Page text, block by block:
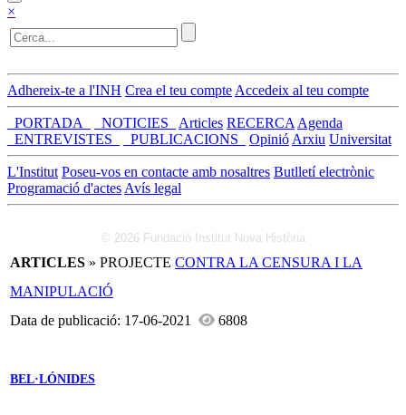
×
Adhereix-te a l'INH Crea el teu compte Accedeix al teu compte
_PORTADA_ _NOTICIES_ Articles RECERCA Agenda
_ENTREVISTES_
_PUBLICACIONS_ Opinió Arxiu Universitat
L'Institut Poseu-vos en contacte amb nosaltres Butlletí electrònic
Programació d'actes Avís legal
© 2026 Fundació Institut Nova Història
ARTICLES » PROJECTE CONTRA LA CENSURA I LA
MANIPULACIÓ
Data de publicació: 17-06-2021
6808
BEL·LÓNIDES